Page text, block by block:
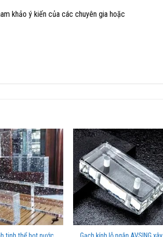
khảo ý kiến của các chuyên gia hoặc